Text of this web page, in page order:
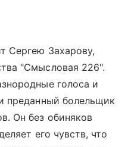
Сергею Захарову,
"Смысловая 226".
голоса и
преданный болельщик
Он без обиняков
его чувств, что